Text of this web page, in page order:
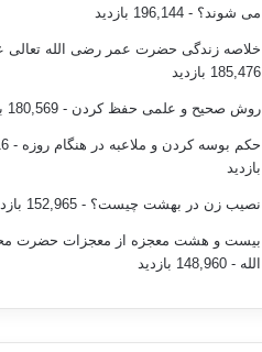
می شوند؟ - 196,144 بازدید
خلاصه زندگی حضرت عمر رضی الله تعالی
185,476 بازدید
روش صحیح و علمی حفظ کردن - 180,569 بازدید
حکم بوسه کردن و ملاعبه در هنگام روزه
بازدید
نصیب زن در بهشت چیست؟ - 152,965 بازدید
بیست و هشت معجزه از معجزات حضرت
الله - 148,960 بازدید